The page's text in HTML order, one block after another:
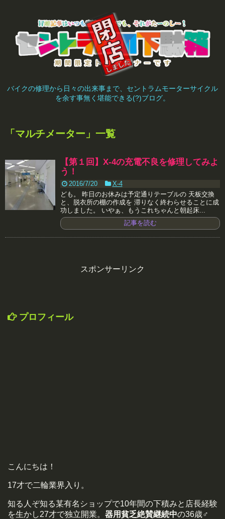
バイクの修理から日々の出来事まで、セントラムモーターサイクル
を余す事無く堪能できる(?)ブログ。
「 マルチメーター 」 一覧
【第１回】X-4の充電不良を修理してみよ
う！
2016/7/20
X-4
ども。 昨日のお休みは予定通りテーブルの 天板交換
と、脱衣所の棚の作成を 滞りなく終わらせることに成
功しました。 いやぁ、もうこれちゃんと朝起床...
記事を読む
スポンサーリンク
プロフィール
こんにちは！
17才で二輪業界入り。
知る人ぞ知る某有名ショップで10年間の下積みと店長経験
を生かし27才で独立開業。 器用貧乏絶賛継続中の36歳♂